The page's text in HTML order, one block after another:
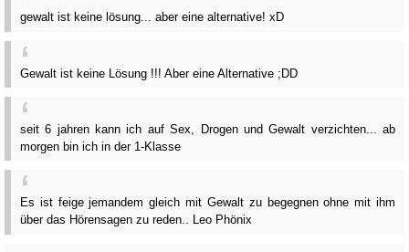
gewalt ist keine lösung... aber eine alternative! xD
Gewalt ist keine Lösung !!! Aber eine Alternative ;DD
seit 6 jahren kann ich auf Sex, Drogen und Gewalt verzichten... ab
morgen bin ich in der 1-Klasse
Es ist feige jemandem gleich mit Gewalt zu begegnen ohne mit ihm
über das Hörensagen zu reden.. Leo Phönix